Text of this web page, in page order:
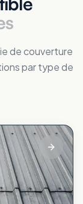
de couverture
par type de